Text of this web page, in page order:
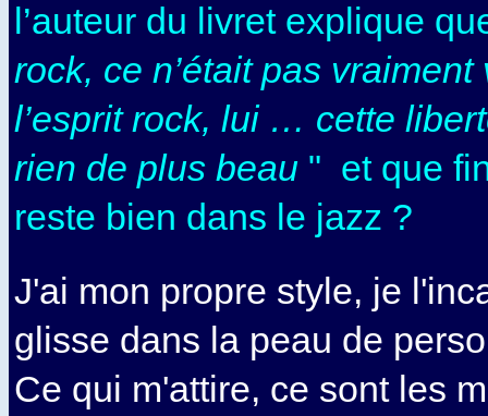
l’auteur du livret explique
rock, ce n’était pas vraiment
l’esprit rock, lui … cette
rien de plus beau " et que
reste bien dans le jazz ?
J'ai mon propre style, je
glisse dans la peau de
Ce qui m'attire, ce sont les